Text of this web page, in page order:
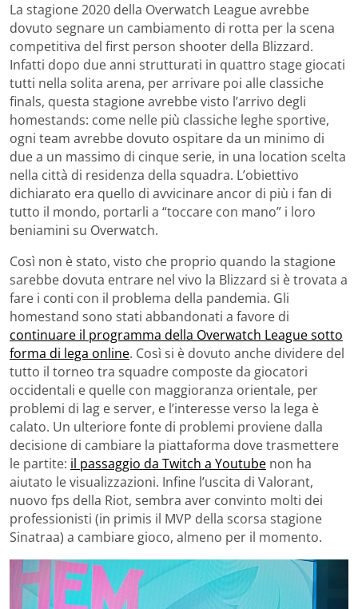
La stagione 2020 della Overwatch League avrebbe
dovuto segnare un cambiamento di rotta per la scena
competitiva del first person shooter della Blizzard.
Infatti dopo due anni strutturati in quattro stage giocati
tutti nella solita arena, per arrivare poi alle classiche
finals, questa stagione avrebbe visto l’arrivo degli
homestands: come nelle più classiche leghe sportive,
ogni team avrebbe dovuto ospitare da un minimo di
due a un massimo di cinque serie, in una location scelta
nella città di residenza della squadra. L’obiettivo
dichiarato era quello di avvicinare ancor di più i fan di
tutto il mondo, portarli a “toccare con mano” i loro
beniamini su Overwatch.
Così non è stato, visto che proprio quando la stagione
sarebbe dovuta entrare nel vivo la Blizzard si è trovata a
fare i conti con il problema della pandemia. Gli
homestand sono stati abbandonati a favore di
continuare il programma della Overwatch League sotto
forma di lega online. Così si è dovuto anche dividere del
tutto il torneo tra squadre composte da giocatori
occidentali e quelle con maggioranza orientale, per
problemi di lag e server, e l’interesse verso la lega è
calato. Un ulteriore fonte di problemi proviene dalla
decisione di cambiare la piattaforma dove trasmettere
le partite: il passaggio da Twitch a Youtube non ha
aiutato le visualizzazioni. Infine l’uscita di Valorant,
nuovo fps della Riot, sembra aver convinto molti dei
professionisti (in primis il MVP della scorsa stagione
Sinatraa) a cambiare gioco, almeno per il momento.